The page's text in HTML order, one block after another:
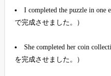
I completed the puzzle in
で完成させました。）
She completed her coin
を完成させました。）